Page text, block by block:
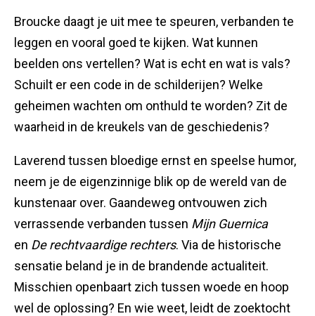
Broucke daagt je uit mee te speuren, verbanden te
leggen en vooral goed te kijken. Wat kunnen
beelden ons vertellen? Wat is echt en wat is vals?
Schuilt er een code in de schilderijen? Welke
geheimen wachten om onthuld te worden? Zit de
waarheid in de kreukels van de geschiedenis?
Laverend tussen bloedige ernst en speelse humor,
neem je de eigenzinnige blik op de wereld van de
kunstenaar over. Gaandeweg ontvouwen zich
verrassende verbanden tussen Mijn Guernica
en De rechtvaardige rechters. Via de historische
sensatie beland je in de brandende actualiteit.
Misschien openbaart zich tussen woede en hoop
wel de oplossing? En wie weet, leidt de zoektocht